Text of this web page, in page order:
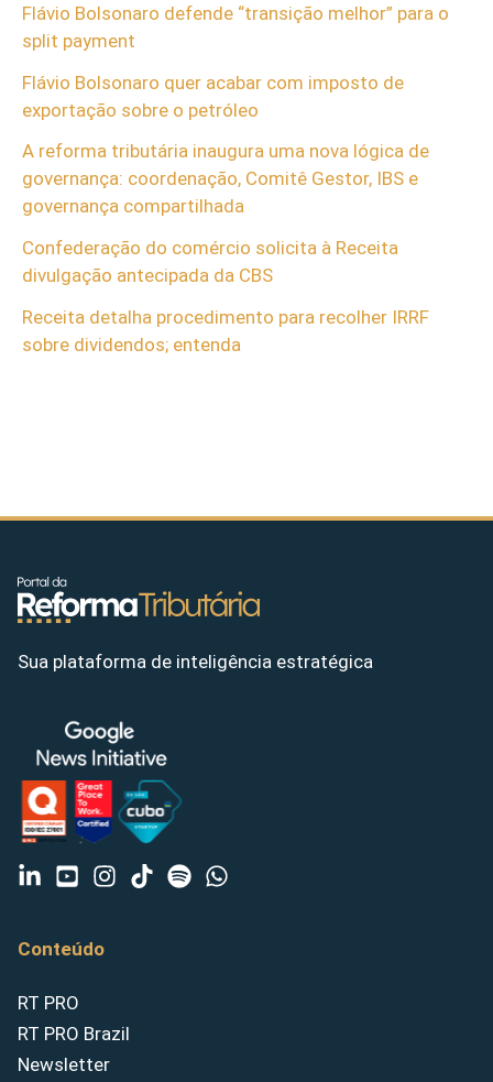
Flávio Bolsonaro defende “transição melhor” para o
split payment
Flávio Bolsonaro quer acabar com imposto de
exportação sobre o petróleo
A reforma tributária inaugura uma nova lógica de
governança: coordenação, Comitê Gestor, IBS e
governança compartilhada
Confederação do comércio solicita à Receita
divulgação antecipada da CBS
Receita detalha procedimento para recolher IRRF
sobre dividendos; entenda
Sua plataforma de inteligência estratégica
Conteúdo
RT PRO
RT PRO Brazil
Newsletter